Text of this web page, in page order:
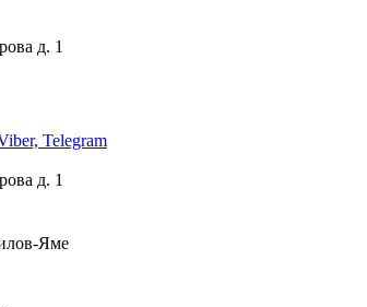
д. 1
Telegram
д. 1
Яме